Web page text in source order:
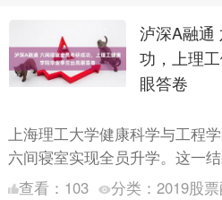
泸深A融通
功，上理
眼答卷
上海理工大学健康科学与工程
六间寝室实现全员升学。这一
化人才培养综合改革的缩影。
查看： 103 分类： 2019股